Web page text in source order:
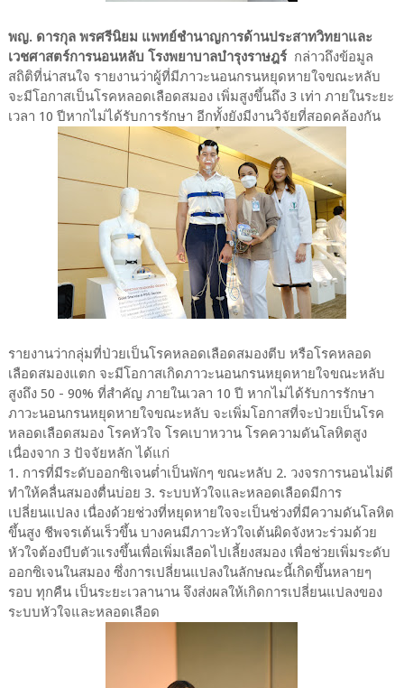
พญ. ดารกุล พรศรีนิยม แพทย์ชำนาญการด้านประสาทวิทยาและ
เวชศาสตร์การนอนหลับ โรงพยาบาลบำรุงราษฎร์กล่าวถึงข้อมูล
สถิติที่น่าสนใจ รายงานว่าผู้ที่มีภาวะนอนกรนหยุดหายใจขณะหลับ
จะมีโอกาสเป็นโรคหลอดเลือดสมอง เพิ่มสูงขึ้นถึง 3 เท่า ภายในระยะ
เวลา 10 ปีหากไม่ได้รับการรักษา อีกทั้งยังมีงานวิจัยที่สอดคล้องกัน
รายงานว่ากลุ่มที่ป่วยเป็นโรคหลอดเลือดสมองตีบ หรือโรคหลอด
เลือดสมองแตก จะมีโอกาสเกิดภาวะนอนกรนหยุดหายใจขณะหลับ
สูงถึง 50 - 90% ที่สำคัญ ภายในเวลา 10 ปี หากไม่ได้รับการรักษา
ภาวะนอนกรนหยุดหายใจขณะหลับ จะเพิ่มโอกาสที่จะป่วยเป็นโรค
หลอดเลือดสมอง โรคหัวใจ โรคเบาหวาน โรคความดันโลหิตสูง
เนื่องจาก 3 ปัจจัยหลัก ได้แก่
1. การที่มีระดับออกซิเจนต่ำเป็นพักๆ ขณะหลับ 2. วงจรการนอนไม่ดี
ทำให้คลื่นสมองตื่นบ่อย 3. ระบบหัวใจและหลอดเลือดมีการ
เปลี่ยนแปลง เนื่องด้วยช่วงที่หยุดหายใจจะเป็นช่วงที่มีความดันโลหิต
ขึ้นสูง ชีพจรเต้นเร็วขึ้น บางคนมีภาวะหัวใจเต้นผิดจังหวะร่วมด้วย
หัวใจต้องบีบตัวแรงขึ้นเพื่อเพิ่มเลือดไปเลี้ยงสมอง เพื่อช่วยเพิ่มระดับ
ออกซิเจนในสมอง ซึ่งการเปลี่ยนแปลงในลักษณะนี้เกิดขึ้นหลายๆ
รอบ ทุกคืน เป็นระยะเวลานาน จึงส่งผลให้เกิดการเปลี่ยนแปลงของ
ระบบหัวใจและหลอดเลือด